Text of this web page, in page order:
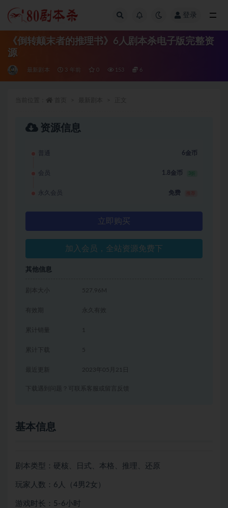
登录
《倒转颠末者的推理书》6人剧本杀电子版完整资
源
最新剧本 3 年前 0 153 6
资源信息
普通 6金币
会员 1.8金币 3折
永久会员 免费
立即购买
加入会员，全站资源免费下
其他信息
剧本大小 527.96M
有效期 永久有效
累计销量 1
累计下载 5
2023年05月21日
下载遇到问题？可联系客服或留言反馈
基本信息
剧本类型：硬核、日式、本格、推理、还原
玩家人数：6人（4男2女）
游戏时长：5-6小时